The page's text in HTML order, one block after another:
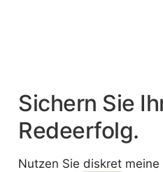
Sichern Sie
Redeerfolg.
Nutzen Sie diskretmeine